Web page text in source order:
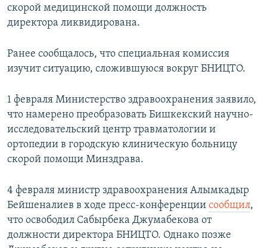
скорой медицинской помощи должность
директора ликвидирована.
Ранее сообщалось, что специальная комиссия
изучит ситуацию, сложившуюся вокруг БНИЦТО.
1 февраля Министерство здравоохранения заявило,
что намерено преобразовать Бишкекский научно-
исследовательский центр травматологии и
ортопедии в городскую клиническую больницу
скорой помощи Минздрава.
4 февраля министр здравоохранения Алымкадыр
Бейшеналиев в ходе пресс-конференции сообщил,
что освободил Сабырбека Джумабекова от
должности директора БНИЦТО. Однако позже